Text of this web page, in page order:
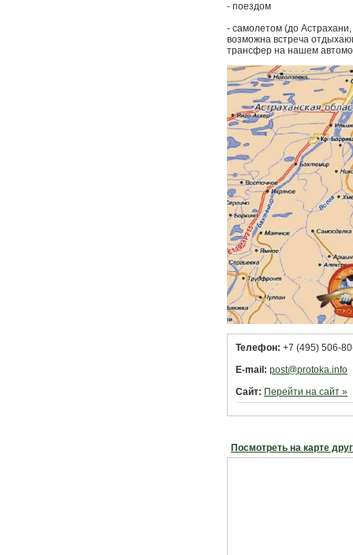
- поездом
- самолетом (до
возможна встреча
трансфер на нашем
Телефон: +7 (495) 506-
E-mail: post@protoka.info
Сайт: Перейти на сайт »
Посмотреть на карте